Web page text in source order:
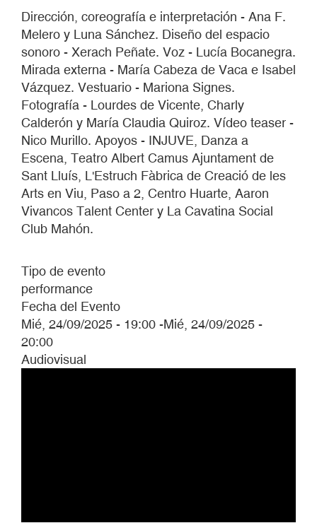
Dirección, coreografía e interpretación - Ana F.
Melero y Luna Sánchez. Diseño del espacio
sonoro - Xerach Peñate. Voz - Lucía Bocanegra.
Mirada externa - María Cabeza de Vaca e Isabel
Vázquez. Vestuario - Mariona Signes.
Fotografía - Lourdes de Vicente, Charly
Calderón y María Claudia Quiroz. Vídeo teaser -
Nico Murillo. Apoyos - INJUVE, Danza a
Escena, Teatro Albert Camus Ajuntament de
Sant Lluís, L'Estruch Fàbrica de Creació de les
Arts en Viu, Paso a 2, Centro Huarte, Aaron
Vivancos Talent Center y La Cavatina Social
Club Mahón.
Tipo de evento
performance
Fecha del Evento
Mié, 24/09/2025 - 19:00 -Mié, 24/09/2025 -
20:00
Audiovisual